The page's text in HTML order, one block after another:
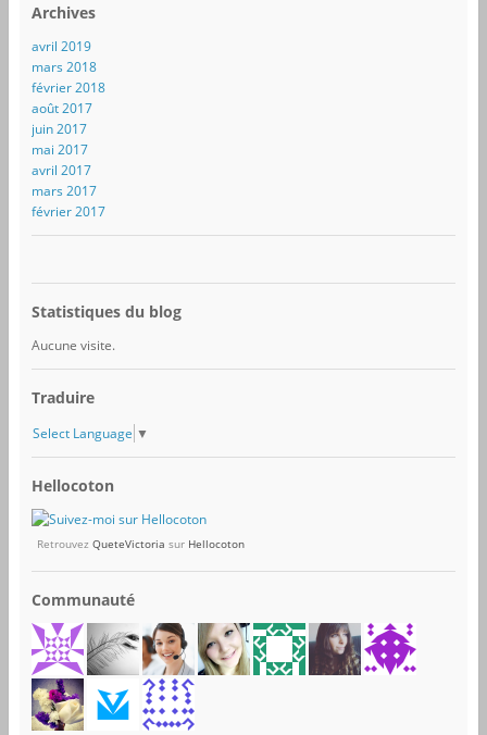
e
e
-
m
a
i
l
Archives
avril 2019
mars 2018
février 2018
août 2017
juin 2017
mai 2017
avril 2017
mars 2017
février 2017
Statistiques du blog
Aucune visite.
Traduire
Select Language ▼
Hellocoton
Retrouvez QueteVictoria sur Hellocoton
Communauté